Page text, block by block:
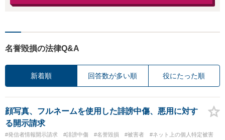
名誉毀損の法律Q&A
新着順 回答数が多い順 役にたった順
顔写真、フルネームを使用した誹謗中傷、悪用に対す
る開示請求
#発信者情報開示請求 #誹謗中傷 #名誉毀損 #被害者
#ネット上の個人特定被害